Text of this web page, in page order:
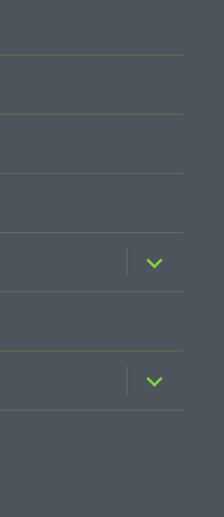
ouvrir
le
sous-
ouvrir
le
sous-